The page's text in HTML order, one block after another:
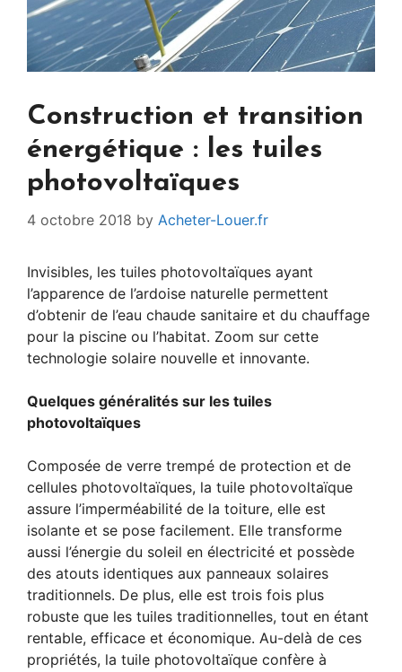
Construction et transition
énergétique : les tuiles
photovoltaïques
4 octobre 2018 by Acheter-Louer.fr
Invisibles, les tuiles photovoltaïques ayant
l’apparence de l’ardoise naturelle permettent
d’obtenir de l’eau chaude sanitaire et du chauffage
pour la piscine ou l’habitat. Zoom sur cette
technologie solaire nouvelle et innovante.
Quelques généralités sur les tuiles
photovoltaïques
Composée de verre trempé de protection et de
cellules photovoltaïques, la tuile photovoltaïque
assure l’imperméabilité de la toiture, elle est
isolante et se pose facilement. Elle transforme
aussi l’énergie du soleil en électricité et possède
des atouts identiques aux panneaux solaires
traditionnels. De plus, elle est trois fois plus
robuste que les tuiles traditionnelles, tout en étant
rentable, efficace et économique. Au-delà de ces
propriétés, la tuile photovoltaïque confère à